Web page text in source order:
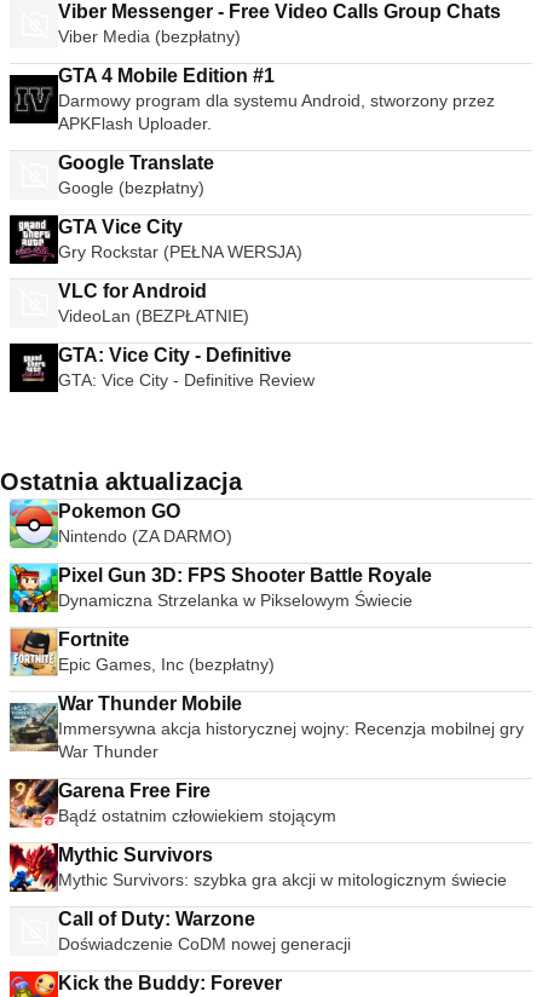
Viber Messenger - Free Video Calls Group Chats
Viber Media (bezpłatny)
GTA 4 Mobile Edition #1
Darmowy program dla systemu Android, stworzony przez
APKFlash Uploader.
Google Translate
Google (bezpłatny)
GTA Vice City
Gry Rockstar (PEŁNA WERSJA)
VLC for Android
VideoLan (BEZPŁATNIE)
GTA: Vice City - Definitive
GTA: Vice City - Definitive Review
Ostatnia aktualizacja
Pokemon GO
Nintendo (ZA DARMO)
Pixel Gun 3D: FPS Shooter Battle Royale
Dynamiczna Strzelanka w Pikselowym Świecie
Fortnite
Epic Games, Inc (bezpłatny)
War Thunder Mobile
Immersywna akcja historycznej wojny: Recenzja mobilnej gry
War Thunder
Garena Free Fire
Bądź ostatnim człowiekiem stojącym
Mythic Survivors
Mythic Survivors: szybka gra akcji w mitologicznym świecie
Call of Duty: Warzone
Doświadczenie CoDM nowej generacji
Kick the Buddy: Forever